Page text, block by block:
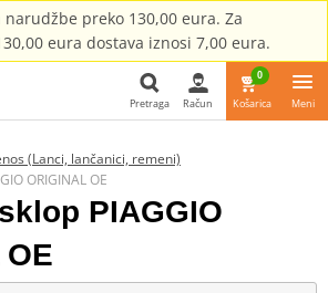
preko 130,00 eura. Za
eura dostava iznosi 7,00 eura.
Pretraga Račun
0
Košarica Meni
(Lanci, lančanici, remeni)
ORIGINAL OE
PIAGGIO
OE